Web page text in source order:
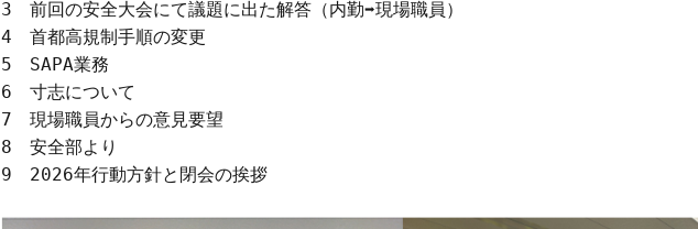
3　前回の安全大会にて議題に出た解答（内勤➡現場職員）
4　首都高規制手順の変更
5　SAPA業務
6　寸志について
7　現場職員からの意見要望
8　安全部より
9　2026年行動方針と閉会の挨拶